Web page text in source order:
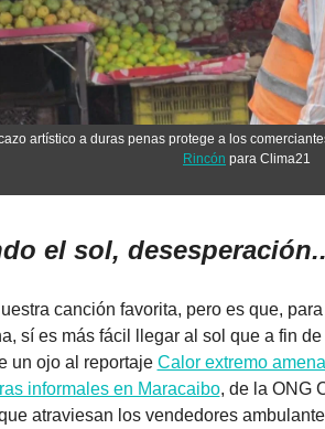
artístico a duras penas protege a los
Rincón para Clima21
el sol,
canción favorita, pero es que,
sí es más fácil llegar al sol que a fin
un ojo al reportaje Calor extremo
informales en Maracaibo, de la ONG
atraviesan los vendedores